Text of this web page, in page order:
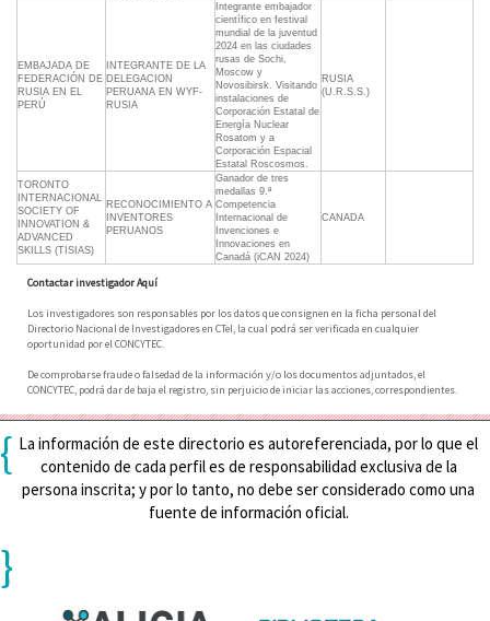
EMBAJADA DE
FEDERACIÓN DE
RUSIA EN EL
PERÚ
INTEGRANTE DE LA
DELEGACION
PERUANA EN WYF-
RUSIA
Integrante embajador
científico en festival
mundial de la juventud
2024 en las ciudades
rusas de Sochi,
Moscow y
Novosibirsk. Visitando
instalaciones de
Corporación Estatal de
Energía Nuclear
Rosatom y a
Corporación Espacial
Estatal Roscosmos.
RUSIA
(U.R.S.S.)
TORONTO
INTERNACIONAL
SOCIETY OF
INNOVATION &
ADVANCED
SKILLS (TISIAS)
RECONOCIMIENTO A
INVENTORES
PERUANOS
Ganador de tres
medallas 9.ª
Competencia
Internacional de
Invenciones e
Innovaciones en
Canadá (iCAN 2024)
CANADA
Contactar investigador Aquí
Los investigadores son responsables por los datos que consignen en la ficha personal del
Directorio Nacional de Investigadores en CTeI, la cual podrá ser verificada en cualquier
oportunidad por el CONCYTEC.
De comprobarse fraude o falsedad de la información y/o los documentos adjuntados, el
CONCYTEC, podrá dar de baja el registro, sin perjuicio de iniciar las acciones, correspondientes.
{ La información de este directorio es autoreferenciada, por lo que el
contenido de cada perfil es de responsabilidad exclusiva de la
persona inscrita; y por lo tanto, no debe ser considerado como una
fuente de información oficial.
}